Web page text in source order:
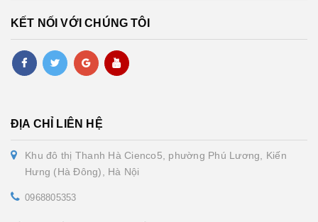
KẾT NỐI VỚI CHÚNG TÔI
ĐỊA CHỈ LIÊN HỆ
Khu đô thị Thanh Hà Cienco5, phường Phú Lương, Kiến
Hưng (Hà Đông), Hà Nội
0968805353